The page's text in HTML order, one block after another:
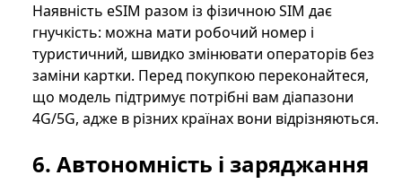
Наявність eSIM разом із фізичною SIM дає
гнучкість: можна мати робочий номер і
туристичний, швидко змінювати операторів без
заміни картки. Перед покупкою переконайтеся,
що модель підтримує потрібні вам діапазони
4G/5G, адже в різних країнах вони відрізняються.
6. Автономність і заряджання